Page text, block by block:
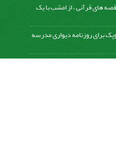
های قرآنی ، از امشب با یک
برای روزنامه دیواری مدرسه